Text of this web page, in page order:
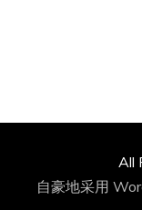
All
自豪地采用